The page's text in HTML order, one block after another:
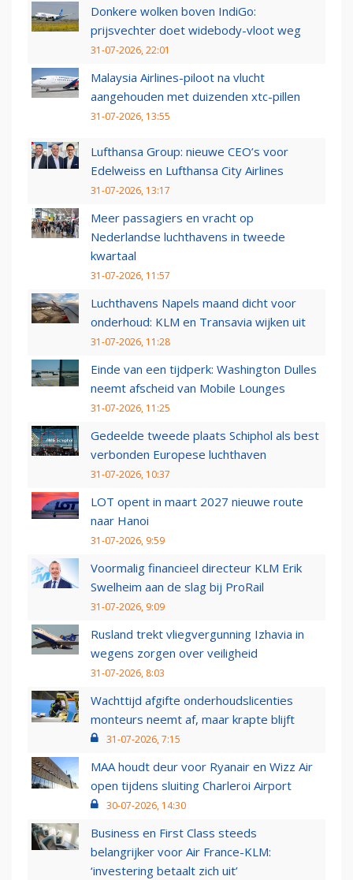
Donkere wolken boven IndiGo:
prijsvechter doet widebody-vloot weg
31-07-2026, 22:01
Malaysia Airlines-piloot na vlucht
aangehouden met duizenden xtc-pillen
31-07-2026, 13:55
Lufthansa Group: nieuwe CEO’s voor
Edelweiss en Lufthansa City Airlines
31-07-2026, 13:17
Meer passagiers en vracht op
Nederlandse luchthavens in tweede
kwartaal
31-07-2026, 11:57
Luchthavens Napels maand dicht voor
onderhoud: KLM en Transavia wijken uit
31-07-2026, 11:28
Einde van een tijdperk: Washington Dulles
neemt afscheid van Mobile Lounges
31-07-2026, 11:25
Gedeelde tweede plaats Schiphol als best
verbonden Europese luchthaven
31-07-2026, 10:37
LOT opent in maart 2027 nieuwe route
naar Hanoi
31-07-2026, 9:59
Voormalig financieel directeur KLM Erik
Swelheim aan de slag bij ProRail
31-07-2026, 9:09
Rusland trekt vliegvergunning Izhavia in
wegens zorgen over veiligheid
31-07-2026, 8:03
Wachttijd afgifte onderhoudslicenties
monteurs neemt af, maar krapte blijft
31-07-2026, 7:15
MAA houdt deur voor Ryanair en Wizz Air
open tijdens sluiting Charleroi Airport
30-07-2026, 14:30
Business en First Class steeds
belangrijker voor Air France-KLM:
‘investering betaalt zich uit’